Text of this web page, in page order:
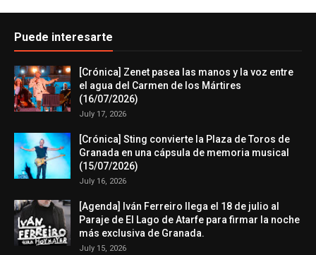
Puede interesarte
[Crónica] Zenet pasea las manos y la voz entre
el agua del Carmen de los Mártires
(16/07/2026)
July 17, 2026
[Crónica] Sting convierte la Plaza de Toros de
Granada en una cápsula de memoria musical
(15/07/2026)
July 16, 2026
[Agenda] Iván Ferreiro llega el 18 de julio al
Paraje de El Lago de Atarfe para firmar la noche
más exclusiva de Granada.
July 15, 2026